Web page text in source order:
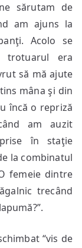
sărutam de
am ajuns la
Acolo se
trotuarul era
să mă ajute
mâna şi din
încă o repriză
am auzit
în staţie
la combinatul
femeie dintre
trecând
“vis de